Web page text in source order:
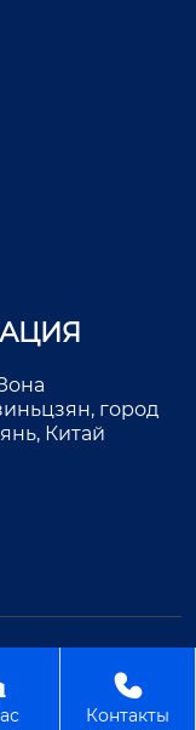
город
Китай

Контакты